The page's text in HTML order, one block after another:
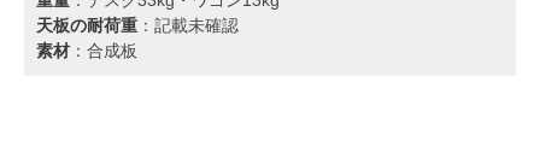
天板の耐荷重 ：記載未確認
素材 ：合成板